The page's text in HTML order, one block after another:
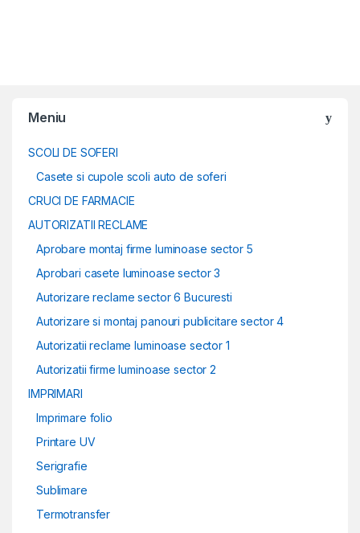
Meniu
SCOLI DE SOFERI
Casete si cupole scoli auto de soferi
CRUCI DE FARMACIE
AUTORIZATII RECLAME
Aprobare montaj firme luminoase sector 5
Aprobari casete luminoase sector 3
Autorizare reclame sector 6 Bucuresti
Autorizare si montaj panouri publicitare sector 4
Autorizatii reclame luminoase sector 1
Autorizatii firme luminoase sector 2
IMPRIMARI
Imprimare folio
Printare UV
Serigrafie
Sublimare
Termotransfer